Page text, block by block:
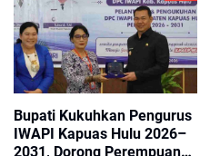
Bupati Kukuhkan Pengurus
IWAPI Kapuas Hulu 2026–
2031, Dorong Perempuan